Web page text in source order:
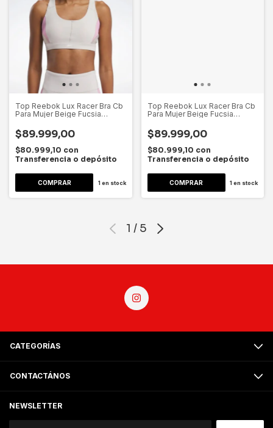
Top Reebok Lux Racer Bra Cb
Para Mujer Beige Fucsia
$89.999,00
$80.999,10 con
Transferencia o depósito
1 en stock
Top Reebok Lux Racer Bra Cb
Para Mujer Beige Fucsia
$89.999,00
$80.999,10 con
Transferencia o depósito
1 en stock
1 / 5
CATEGORÍAS
CONTACTÁNOS
NEWSLETTER